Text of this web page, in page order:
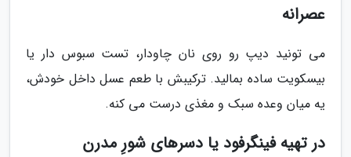
عصرانه
می تونید دیپ رو روی نان چاودار، تست سبوس دار یا
بیسکویت ساده بمالید. ترکیبش با طعم عسل داخل خودش،
یه میان وعده سبک و مغذی درست می کنه.
در تهیه فینگرفود یا دسرهای شورِ مدرن